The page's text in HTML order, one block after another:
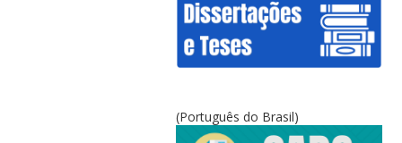
(Português do Brasil)